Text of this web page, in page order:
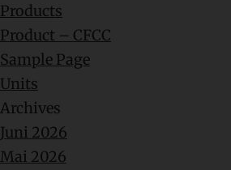
Products
Product – CFCC
Sample Page
Units
Archives
Juni 2026
Mai 2026